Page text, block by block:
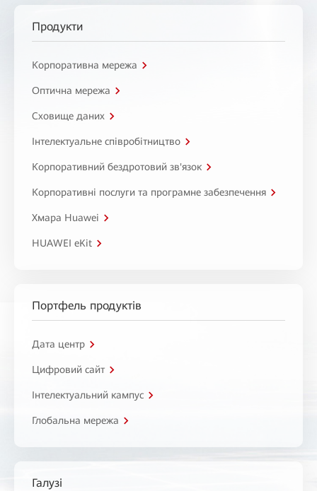
Продукти
Корпоративна мережа
Оптична мережа
Сховище даних
Інтелектуальне співробітництво
Корпоративний бездротовий зв'язок
Корпоративні послуги та програмне забезпечення
Хмара Huawei
HUAWEI eKit
Портфель продуктів
Дата центр
Цифровий сайт
Інтелектуальний кампус
Глобальна мережа
Галузі